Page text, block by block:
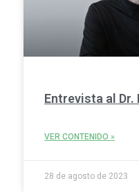
Entrevista al
VER CONTENIDO »
28 de agosto de 2023